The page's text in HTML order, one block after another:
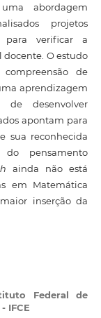
abordagem
projetos
para verificar a
docente. O estudo
de
aprendizagem
de desenvolver
apontam para
sua reconhecida
do pensamento
ainda não está
em Matemática
inserção da
Federal de
IFCE